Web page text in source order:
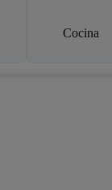
Cocina